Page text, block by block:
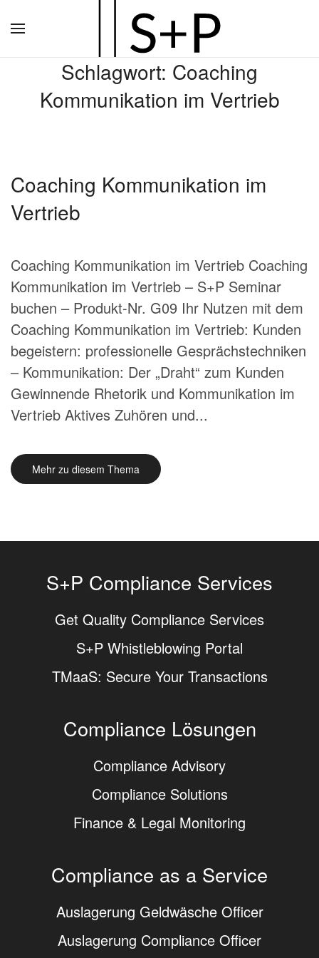
Hauptinhalt
springenSchlagwort: Coaching
Kommunikation im Vertrieb
Coaching Kommunikation im
Vertrieb
Coaching Kommunikation im Vertrieb Coaching
Kommunikation im Vertrieb – S+P Seminar
buchen – Produkt-Nr. G09 Ihr Nutzen mit dem
Coaching Kommunikation im Vertrieb: Kunden
begeistern: professionelle Gesprächstechniken
– Kommunikation: Der „Draht“ zum Kunden
Gewinnende Rhetorik und Kommunikation im
Vertrieb Aktives Zuhören und...
Mehr zu diesem Thema
S+P Compliance Services
Get Quality Compliance Services
S+P Whistleblowing Portal
TMaaS: Secure Your Transactions
Compliance Lösungen
Compliance Advisory
Compliance Solutions
Finance & Legal Monitoring
Compliance as a Service
Auslagerung Geldwäsche Officer
Auslagerung Compliance Officer